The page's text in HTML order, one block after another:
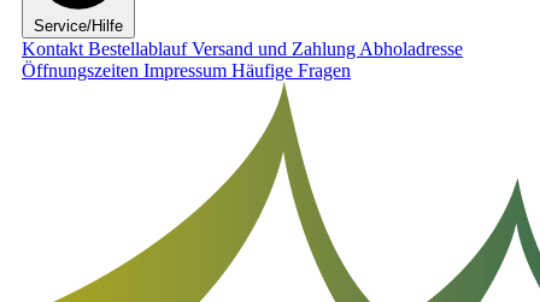
Service/Hilfe
Kontakt BestellablaufVersand und Zahlung Abholadresse
Öffnungszeiten Impressum Häufige Fragen